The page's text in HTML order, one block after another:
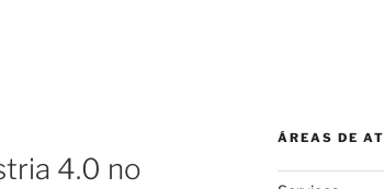
4.0 no
ÁREAS DE